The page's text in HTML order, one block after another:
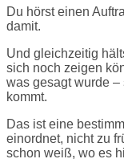
Du hörst einen
damit.
Und gleichzeitig
sich noch zeigen
was gesagt wurde
kommt.
Das ist eine
einordnet, nicht zu
schon weiß, wo es